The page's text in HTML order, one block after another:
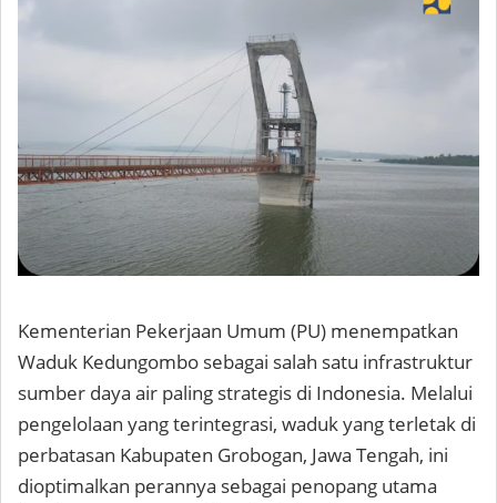
Kementerian Pekerjaan Umum (PU) menempatkan
Waduk Kedungombo sebagai salah satu infrastruktur
sumber daya air paling strategis di Indonesia. Melalui
pengelolaan yang terintegrasi, waduk yang terletak di
perbatasan Kabupaten Grobogan, Jawa Tengah, ini
dioptimalkan perannya sebagai penopang utama